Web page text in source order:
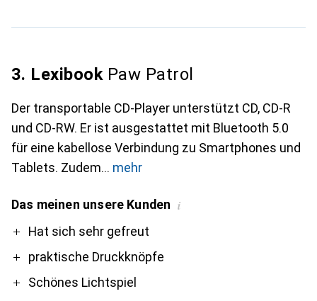
3. LexibookPaw Patrol
Der transportable CD-Player unterstützt CD, CD-R
und CD-RW. Er ist ausgestattet mit Bluetooth 5.0
für eine kabellose Verbindung zu Smartphones und
Tablets. Zudem
mehr
Das meinen unsere Kunden i
ProHat sich sehr gefreut
praktische Druckknöpfe
Schönes Lichtspiel
Contra